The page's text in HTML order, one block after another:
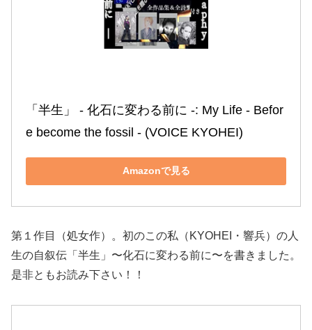
「半生」 ‐ 化石に変わる前に ‐: My Life ‐ Befor
e become the fossil ‐ (VOICE KYOHEI)
Amazonで見る
第１作目（処女作）。初のこの私（KYOHEI・響兵）の人
生の自叙伝「半生」〜化石に変わる前に〜を書きました。
是非ともお読み下さい！！